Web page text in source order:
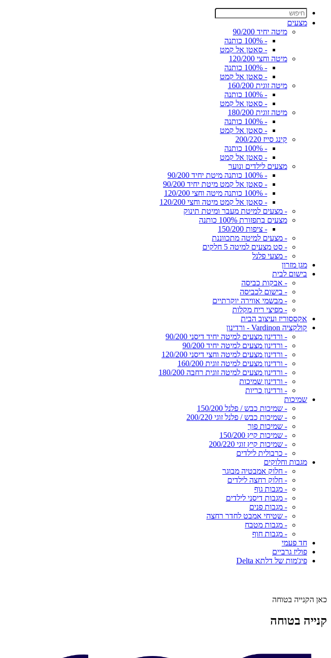
מצעים
מיטה יחיד 90/200
- 100% כותנה
- סאטן אל קמט
מיטה וחצי 120/200
- 100% כותנה
- סאטן אל קמט
מיטה זוגית 160/200
- 100% כותנה
- סאטן אל קמט
מיטה זוגית 180/200
- 100% כותנה
- סאטן אל קמט
קינג סייז 200/220
- 100% כותנה
- סאטן אל קמט
מצעים לילדים ונוער
- 100% כותנה מיטת יחיד 90/200
- סאטן אל קמט מיטת יחיד 90/200
- 100% כותנה מיטה וחצי 120/200
- סאטן אל קמט מיטה וחצי 120/200
- מצעים למיטת מעבר ומיטת תינוק
מצעים בתפזורת 100% כותנה
- ציפות 150/200
- מצעים למיטה מתכווננת
- סט מצעים למיטה 5 חלקים
- מצעי פלנל
מגן מזרון
בישום לבית
- אבקות כביסה
- בישום לכביסה
- מבשמי אווירה יוקרתיים
- מפיצי ריח מקלות
אקססוריז ועיצוב הבית
קולקציה Vardinon - ורדינון
- ורדינון מצעים למיטה יחיד דיסני 90/200
- ורדינון מצעים למיטה יחיד 90/200
- ורדינון מצעים למיטה וחצי דיסני 120/200
- ורדינון מצעים למיטה זוגית 160/200
- ורדינון מצעים למיטה זוגית רחבה 180/200
- ורדינון שמיכות
- ורדינון כריות
שמיכות
- שמיכות כבש / פלנל 150/200
- שמיכות כבש / פלנל זוגי 200/220
- שמיכות פוך
- שמיכות קיץ 150/200
- שמיכות קיץ זוגי 200/220
- כרבולית לילדים
מגבות וחלוקים
- חלוק אמבטיה מבוגר
- חלוק רחצה לילדים
- מגבות גוף
- מגבות דיסני לילדים
- מגבות פנים
- שטיחי אמבט לחדר רחצה
- מגבות מטבח
- מגבות חוף
חד פעמי
פוליז גרביים
פיג'מות של דלתא Delta
כאן הקנייה בטוחה
קנייה בטוחה